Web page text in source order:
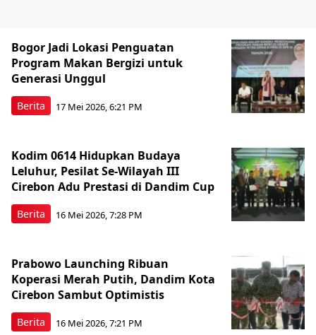
Berita
Bogor Jadi Lokasi Penguatan
Program Makan Bergizi untuk
Generasi Unggul
17 Mei 2026, 6:21 PM
Berita
Kodim 0614 Hidupkan Budaya
Leluhur, Pesilat Se-Wilayah III
Cirebon Adu Prestasi di Dandim Cup
16 Mei 2026, 7:28 PM
Berita
Prabowo Launching Ribuan
Koperasi Merah Putih, Dandim Kota
Cirebon Sambut Optimistis
16 Mei 2026, 7:21 PM